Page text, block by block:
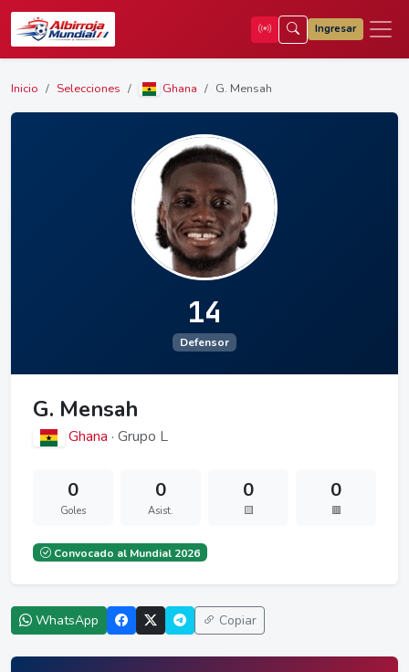
Ingresar
Inicio Selecciones Ghana G. Mensah
14
Defensor
G. Mensah
Ghana · Grupo L
0
Goles
0
Asist.
0
🟨
0
🟥
Convocado al Mundial 2026
WhatsApp Copiar